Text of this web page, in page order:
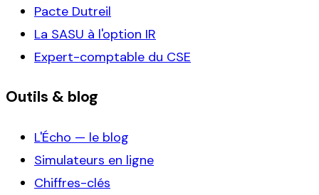
Pacte Dutreil
La SASU à l'option IR
Expert-comptable du CSE
Outils & blog
L'Écho — le blog
Simulateurs en ligne
Chiffres-clés